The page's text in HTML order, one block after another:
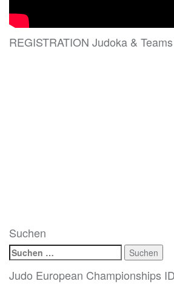
REGISTRATION Judoka & Teams
Suchen
Suchen
nach:
Judo European Championships